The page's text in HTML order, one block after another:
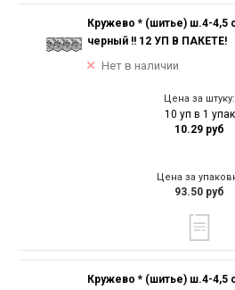
Кружево * (шитье) ш.4-4,5
черный !! 12 УП В ПАКЕТЕ!
Нет в наличии
Цена за штуку:
10 уп в 1 упак
10.29 руб
Цена за
93.50 руб
Кружево * (шитье) ш.4-4,5